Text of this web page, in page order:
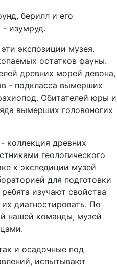
берилл и его
- изумруд.
экспозиции музея.
остатков фауны.
древних морей девона,
- подкласса вымерших
Обитателей юры и
вымерших головоногих
коллекция древних
геологического
к экспедиции музей
для подготовки
изучают свойства
диагностировать. По
нашей команды, музей
и осадочные под
испытывают